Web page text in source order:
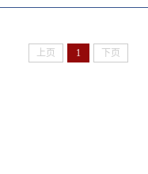
上页 1 下页